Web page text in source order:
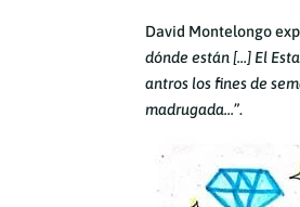
David Montelongo
dónde están […] El
antros los fines de
madrugada…”.